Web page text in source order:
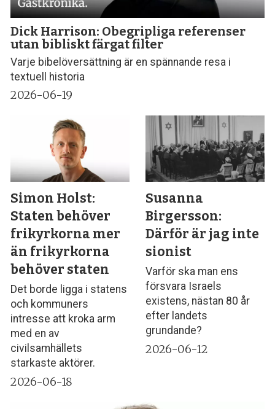
Dick Harrison: Obegripliga referenser
utan bibliskt färgat filter
Varje bibelöversättning är en spännande resa i
textuell historia
2026-06-19
Simon Holst:
Staten behöver
frikyrkorna mer
än frikyrkorna
behöver staten
Det borde ligga i statens
och kommuners
intresse att kroka arm
med en av
civilsamhällets
starkaste aktörer.
2026-06-18
Susanna
Birgersson:
Därför är jag inte
sionist
Varför ska man ens
försvara Israels
existens, nästan 80 år
efter landets
grundande?
2026-06-12